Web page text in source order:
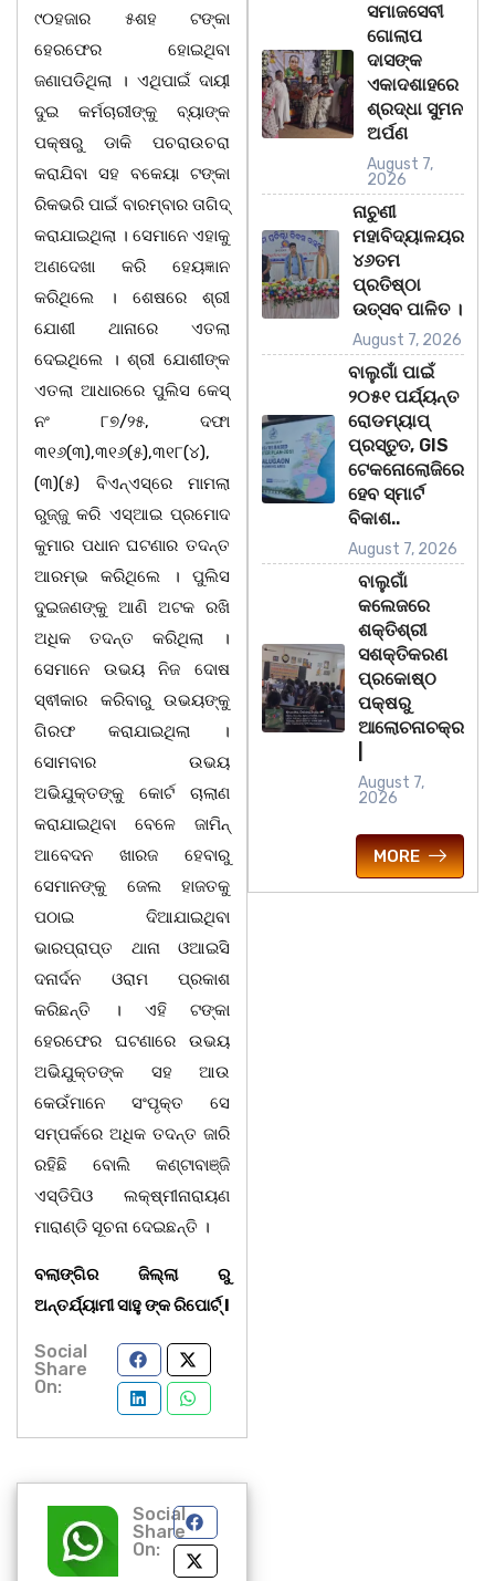
୯୦ହଜାର ୫ଶହ ଟଙ୍କା
ହେରଫେର ହୋଇଥିବା
ଜଣାପଡିଥିଲା । ଏଥିପାଇଁ ଦାୟୀ
ଦୁଇ କର୍ମଚାରୀଙ୍କୁ ବ୍ୟାଙ୍କ
ପକ୍ଷରୁ ଡାକି ପଚରାଉଚରା
କରାଯିବା ସହ ବକେୟା ଟଙ୍କା
ରିକଭରି ପାଇଁ ବାରମ୍ବାର ତାଗିଦ୍
କରାଯାଇଥିଲା । ସେମାନେ ଏହାକୁ
ଅଣଦେଖା କରି ହେୟଜ୍ଞାନ
କରିଥିଲେ । ଶେଷରେ ଶ୍ରୀ
ଯୋଶୀ ଥାନାରେ ଏତଲା
ଦେଇଥିଲେ । ଶ୍ରୀ ଯୋଶୀଙ୍କ
ଏତଲା ଆଧାରରେ ପୁଲିସ କେସ୍‌
ନଂ ୮୭/୨୫, ଦଫା
୩୧୬(୩),୩୧୬(୫),୩୧୮(୪),
(୩)(୫) ବିଏନ୍‌ଏସ୍‌ରେ ମାମଲା
ରୁଜ୍ଜୁ କରି ଏସ୍‌ଆଇ ପ୍ରମୋଦ
କୁମାର ପଧାନ ଘଟଣାର ତଦନ୍ତ
ଆରମ୍ଭ କରିଥିଲେ । ପୁଲିସ
ଦୁଇଜଣଙ୍କୁ ଆଣି ଅଟକ ରଖି
ଅଧିକ ତଦନ୍ତ କରିଥିଲା ।
ସେମାନେ ଉଭୟ ନିଜ ଦୋଷ
ସ୍ଵୀକାର କରିବାରୁ ଉଭୟଙ୍କୁ
ଗିରଫ କରାଯାଇଥିଲା ।
ସୋମବାର ଉଭୟ
ଅଭିଯୁକ୍ତଙ୍କୁ କୋର୍ଟ ଚାଲାଣ
କରାଯାଇଥିବା ବେଳେ ଜାମିନ୍
ଆବେଦନ ଖାରଜ ହେବାରୁ
ସେମାନଙ୍କୁ ଜେଲ ହାଜତକୁ
ପଠାଇ ଦିଆଯାଇଥିବା
ଭାରପ୍ରାପ୍ତ ଥାନା ଓଆଇସି
ଦନାର୍ଦନ ଓରାମ ପ୍ରକାଶ
କରିଛନ୍ତି । ଏହି ଟଙ୍କା
ହେରଫେର ଘଟଣାରେ ଉଭୟ
ଅଭିଯୁକ୍ତଙ୍କ ସହ ଆଉ
କେଉଁମାନେ ସଂପୃକ୍ତ ସେ
ସମ୍ପର୍କରେ ଅଧିକ ତଦନ୍ତ ଜାରି
ରହିଛି ବୋଲି କଣ୍ଟାବାଞ୍ଜି
ଏସ୍‌ଡିପିଓ ଲକ୍ଷ୍ମୀନାରାୟଣ
ମାରାଣ୍ଡି ସୂଚନା ଦେଇଛନ୍ତି ।
ବଲାଙ୍ଗିର ଜିଲ୍ଲା ରୁ
ଅନ୍ତର୍ଯ୍ୟାମୀ ସାହୁ ଙ୍କ ରିପୋର୍ଟ୍ l
Social
Share
On:
Social
Share
On:
ସମାଜସେବୀ
ଗୋଲାପ
ଦାସଙ୍କ
ଏକାଦଶାହରେ
ଶ୍ରଦ୍ଧା ସୁମନ
ଅର୍ପଣ
August 7,
2026
ନାଚୁଣୀ
ମହାବିଦ୍ୟାଳୟର
୪୬ତମ
ପ୍ରତିଷ୍ଠା
ଉତ୍ସବ ପାଳିତ ।
August 7, 2026
ବାଲୁଗାଁ ପାଇଁ
୨୦୫୧ ପର୍ଯ୍ୟନ୍ତ
ରୋଡମ୍ୟାପ୍
ପ୍ରସ୍ତୁତ, GIS
ଟେକନୋଲୋଜିରେ
ହେବ ସ୍ମାର୍ଟ
ବିକାଶ..
August 7, 2026
ବାଲୁଗାଁ
କଲେଜରେ
ଶକ୍ତିଶ୍ରୀ
ସଶକ୍ତିକରଣ
ପ୍ରକୋଷ୍ଠ
ପକ୍ଷରୁ
ଆଲୋଚନାଚକ୍ର
August 7,
2026
MORE